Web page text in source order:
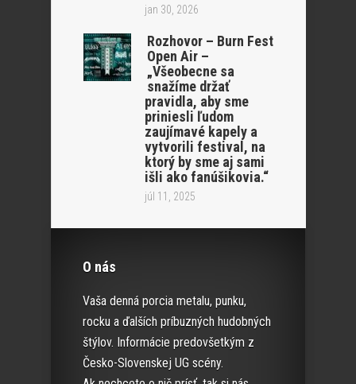
jan 30, 2026
Rozhovor – Burn Fest
Open Air –
„Všeobecne sa
snažíme držať
pravidla, aby sme
priniesli ľudom
zaujímavé kapely a
vytvorili festival, na
ktorý by sme aj sami
išli ako fanúšikovia.“
júl 11, 2025
O nás
Vaša denná porcia metalu, punku,
rocku a ďalších príbuzných hudobných
štýlov. Informácie predovšetkým z
Česko-Slovenskej UG scény.